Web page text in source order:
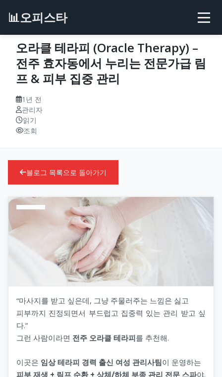
📊오피스타
오라클 테라피 (Oracle Therapy) –
전주 효자동에서 누리는 전문가급 림
프 & 피부 집중 관리
1년 전
관리자
읽기
조회
블로그 목록으로 돌아가기
“마사지를 받고 싶은데, 그냥 주물러주는 느낌은 싫고
피부까지 진정되면서 부드럽고 집중력 있는 관리 받고 싶
다.”
그런 사람이라면 전주 오라클 테라피를 추천해.
이곳은 임상 테라피 경력 출신 여성 관리사팀이 운영하는
피부 재생 + 림프 순환 + 상체/하체 부종 관리 전문 스파야.